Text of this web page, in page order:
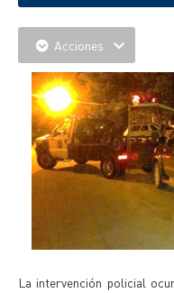
Acciones
La intervención policial